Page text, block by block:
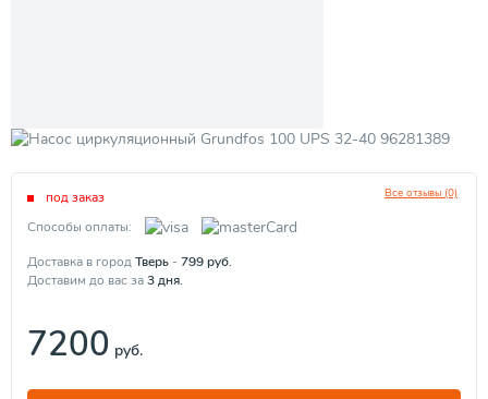
Все отзывы (0)
под заказ
Способы оплаты:
Доставка в городТверь - 799руб.
Доставим до вас за3дня.
7200 руб.